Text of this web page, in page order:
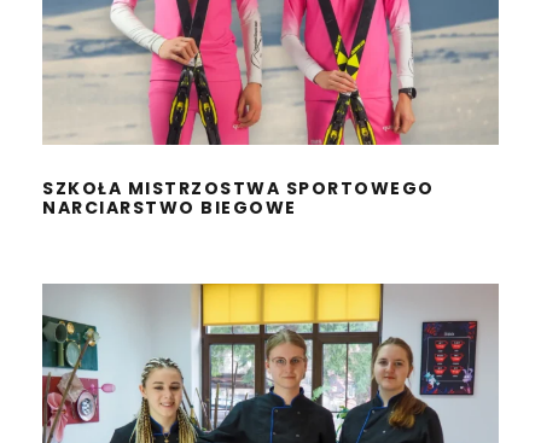
SPORTOWEGO
NARCIARSTWO BIEGOWE
SZKOŁA MISTRZOSTWA SPORTOWEGO
NARCIARSTWO BIEGOWE